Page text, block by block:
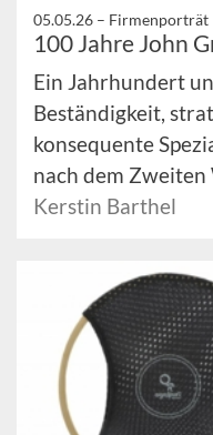
05.05.26 – Firmenporträt
100 Jahre John
Ein Jahrhundert
Beständigkeit,
konsequente
nach dem Zweiten
Kerstin Barthel